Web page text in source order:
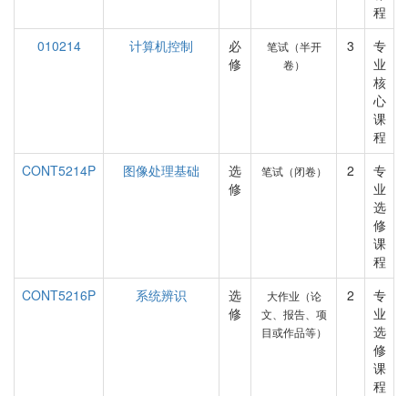
程
010214
计算机控制
必
修
笔试（半开
卷）
3
专
业
核
心
课
程
CONT5214P
图像处理基础
选
修
笔试（闭卷） 2
专
业
选
修
课
程
CONT5216P
系统辨识
选
修
大作业（论
文、报告、项
目或作品等）
2
专
业
选
修
课
程